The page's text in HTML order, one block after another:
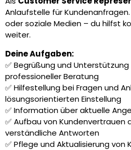
Anlaufstelle für
oder soziale Medien – du hilfst
weiter.
Deine Aufgaben:
✅ Begrüßung und
professioneller Beratung
✅ Hilfestellung bei Fragen und
lösungsorientierten Einstellung
✅ Information über aktuelle
✅ Aufbau von Kundenvertrauen
verständliche Antworten
✅ Pflege und Aktualisierung von